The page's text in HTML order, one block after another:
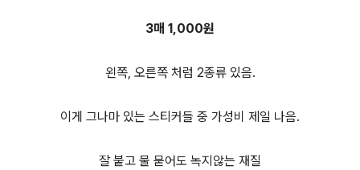
3매 1,000원
왼쪽, 오른쪽 처럼 2종류 있음.
이게 그나마 있는 스티커들 중 가성비 제일 나음.
잘 붙고 물 묻어도 녹지않는 재질